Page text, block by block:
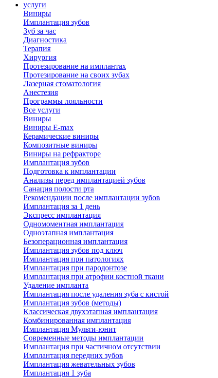
услуги
Виниры
Имплантация зубов
Зуб за час
Диагностика
Терапия
Хирургия
Протезирование на имплантах
Протезирование на своих зубах
Лазерная стоматология
Анестезия
Программы лояльности
Все услуги
Виниры
Виниры E-max
Керамические виниры
Композитные виниры
Виниры на рефракторе
Имплантация зубов
Подготовка к имплантации
Анализы перед имплантацией зубов
Санация полости рта
Рекомендации после имплантации зубов
Имплантация за 1 день
Экспресс имплантация
Одномоментная имплантация
Одноэтапная имплантация
Безоперационная имплантация
Имплантация зубов под ключ
Имплантация при патологиях
Имплантация при пародонтозе
Имплантация при атрофии костной ткани
Удаление импланта
Имплантация после удаления зуба с кистой
Имплантация зубов (методы)
Классическая двухэтапная имплантация
Комбинированная имплантация
Имплантация Мульти-юнит
Современные методы имплантации
Имплантация при частичном отсутствии
Имплантация передних зубов
Имплантация жевательных зубов
Имплантация 1 зуба